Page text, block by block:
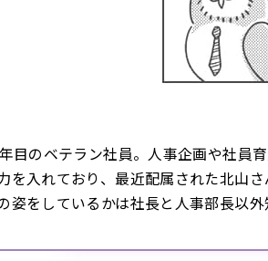
目のベテラン社員。人事企画や社員
を入れており、最近配属された北山さ
姿をしているかは社長と人事部長以外